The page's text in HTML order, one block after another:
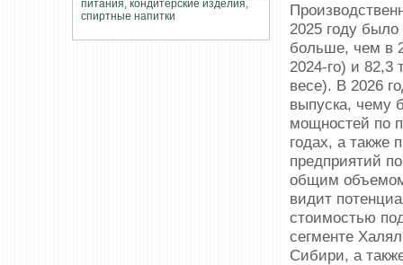
2025 году
больше, чем в
2024-го) и
весе). В 2026
выпуска, чему
мощностей по
годах, а также
предприятий
общим
видит
стоимостью
сегменте
Сибири, а